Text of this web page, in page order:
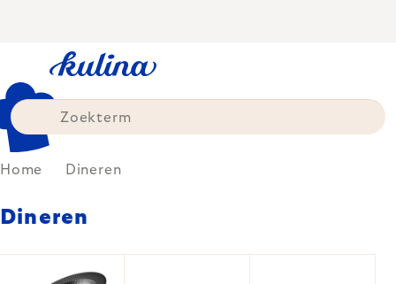
Home Dineren
Dineren